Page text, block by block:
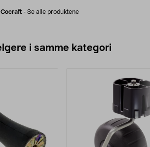
Cocraft- Se alle produktene
i samme kategori